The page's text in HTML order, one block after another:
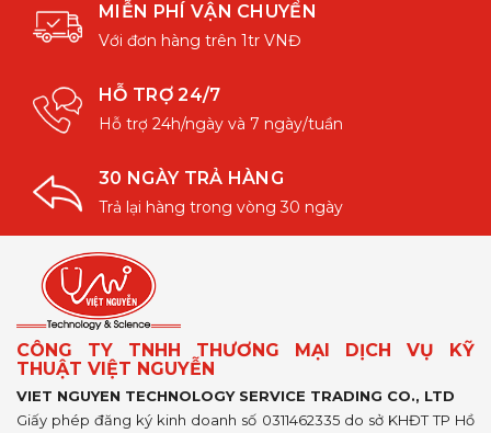
MIỄN PHÍ VẬN CHUYỂN
Với đơn hàng trên 1tr VNĐ
HỖ TRỢ 24/7
Hỗ trợ 24h/ngày và 7 ngày/tuần
30 NGÀY TRẢ HÀNG
Trả lại hàng trong vòng 30 ngày
CÔNG TY TNHH THƯƠNG MẠI DỊCH VỤ KỸ
THUẬT VIỆT NGUYỄN
VIET NGUYEN TECHNOLOGY SERVICE TRADING CO., LTD
Giấy phép đăng ký kinh doanh số 0311462335 do sở KHĐT TP Hồ